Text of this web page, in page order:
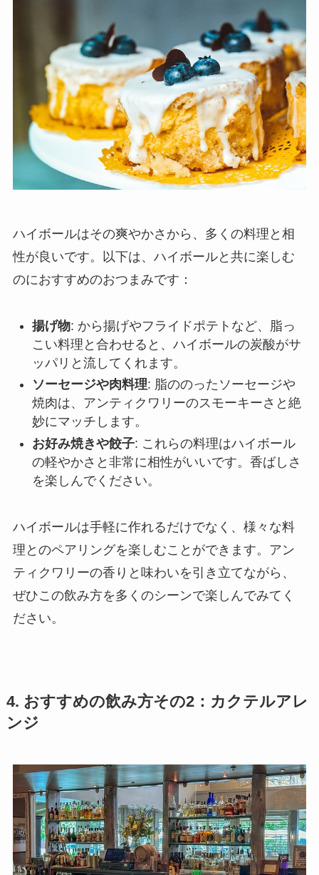
ハイボールはその爽やかさから、多くの料理と相
性が良いです。以下は、ハイボールと共に楽しむ
のにおすすめのおつまみです：
揚げ物: から揚げやフライドポテトなど、脂っ
こい料理と合わせると、ハイボールの炭酸がサ
ッパリと流してくれます。
ソーセージや肉料理: 脂ののったソーセージや
焼肉は、アンティクワリーのスモーキーさと絶
妙にマッチします。
お好み焼きや餃子: これらの料理はハイボール
の軽やかさと非常に相性がいいです。香ばしさ
を楽しんでください。
ハイボールは手軽に作れるだけでなく、様々な料
理とのペアリングを楽しむことができます。アン
ティクワリーの香りと味わいを引き立てながら、
ぜひこの飲み方を多くのシーンで楽しんでみてく
ださい。
4. おすすめの飲み方その2：カクテルアレ
ンジ